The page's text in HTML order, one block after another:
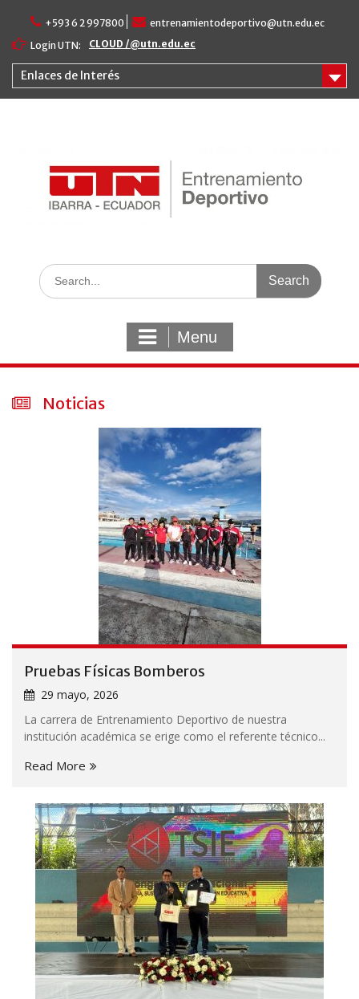
content
+593 6 2 997800
entrenamientodeportivo@utn.edu.ec
Login UTN:
CLOUD /@utn.edu.ec
Enlaces de Interés
Search
for:
Menu
Noticias
Pruebas Físicas Bomberos
29 mayo, 2026
La carrera de Entrenamiento Deportivo de nuestra
institución académica se erige como el referente técnico...
Read More